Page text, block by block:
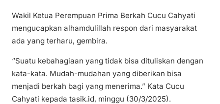
Wakil Ketua Perempuan Prima Berkah Cucu Cahyati
mengucapkan alhamdulillah respon dari masyarakat
ada yang terharu, gembira.
“Suatu kebahagiaan yang tidak bisa dituliskan dengan
kata-kata. Mudah-mudahan yang diberikan bisa
menjadi berkah bagi yang menerima.” Kata Cucu
Cahyati kepada tasik.id, minggu (30/3/2025).